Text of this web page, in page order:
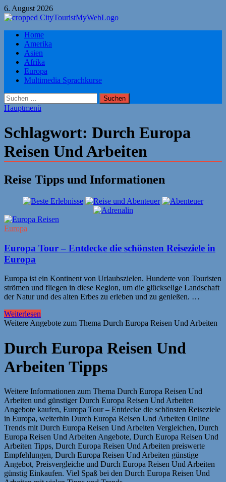
Zum
Inhalt
6. August 2026
Citytourist Reise Tipps
Urlaub, Ferien, Flüge, Freizeit, Reise
Home
Amerika
Asien
Afrika
Europa
Multimedia Sprachkurse
Suchen
nach:
Hauptmenü
Schlagwort: Durch Europa
Reisen Und Arbeiten
Reise Tipps und Informationen
Europa
Europa Tour – Entdecke die schönsten Reiseziele in
Europa
Europa ist ein Kontinent von Urlaubszielen. Hunderte von Touristen
strömen und fliegen in diese Region, um die glückselige Landschaft
der Natur und des alten Erbes zu erleben und zu genießen. …
Weiterlesen
Weitere Angebote zum Thema Durch Europa Reisen Und Arbeiten
Durch Europa Reisen Und
Arbeiten Tipps
Weitere Informationen zum Thema Durch Europa Reisen Und
Arbeiten und günstiger Durch Europa Reisen Und Arbeiten
Angebote kaufen, Europa Tour – Entdecke die schönsten Reiseziele
in Europa, weiterhin Durch Europa Reisen Und Arbeiten Online
Trends mit Durch Europa Reisen Und Arbeiten Vergleichen, Durch
Europa Reisen Und Arbeiten Angebote, Durch Europa Reisen Und
Arbeiten Tipps, Durch Europa Reisen Und Arbeiten preiswerte
Empfehlungen, Durch Europa Reisen Und Arbeiten günstige
Angebot, Preisvergleiche und Durch Europa Reisen Und Arbeiten
günstig Einkaufen. Viel Spaß bei den Durch Europa Reisen Und